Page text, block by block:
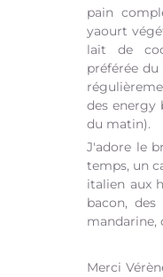
pain
yaourt
lait de
préférée
des energy
du matin).
J'adore le
temps, un
italien aux
bacon,
mandarine,
Merci